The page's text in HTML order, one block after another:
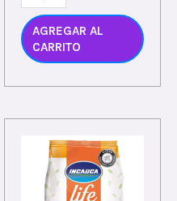
AGREGAR AL
CARRITO